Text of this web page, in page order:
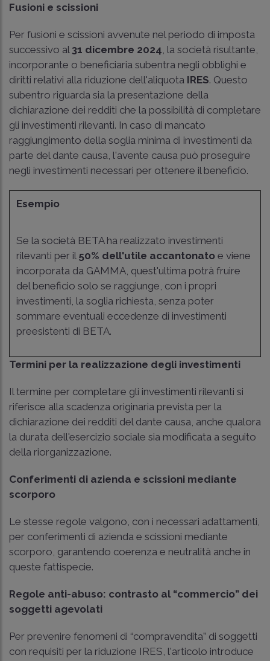
Fusioni e scissioni
Per fusioni e scissioni avvenute nel periodo di imposta
successivo al 31 dicembre 2024 , la società risultante,
incorporante o beneficiaria subentra negli obblighi e
diritti relativi alla riduzione dell'aliquota IRES. Questo
subentro riguarda sia la presentazione della
dichiarazione dei redditi che la possibilità di completare
gli investimenti rilevanti. In caso di mancato
raggiungimento della soglia minima di investimenti da
parte del dante causa, l'avente causa può proseguire
negli investimenti necessari per ottenere il beneficio.
Esempio
Se la società BETA ha realizzato investimenti
rilevanti per il 50% dell'utile accantonato e viene
incorporata da GAMMA, quest'ultima potrà fruire
del beneficio solo se raggiunge, con i propri
investimenti, la soglia richiesta, senza poter
sommare eventuali eccedenze di investimenti
preesistenti di BETA.
Termini per la realizzazione degli investimenti
Il termine per completare gli investimenti rilevanti si
riferisce alla scadenza originaria prevista per la
dichiarazione dei redditi del dante causa, anche qualora
la durata dell'esercizio sociale sia modificata a seguito
della riorganizzazione.
Conferimenti di azienda e scissioni mediante
scorporo
Le stesse regole valgono, con i necessari adattamenti,
per conferimenti di azienda e scissioni mediante
scorporo, garantendo coerenza e neutralità anche in
queste fattispecie.
Regole anti-abuso: contrasto al “commercio” dei
soggetti agevolati
Per prevenire fenomeni di “compravendita” di soggetti
con requisiti per la riduzione IRES, l'articolo introduce